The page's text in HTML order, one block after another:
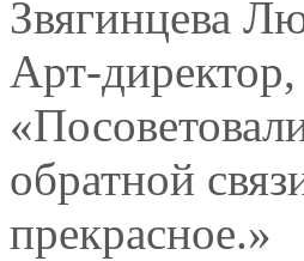
Звягинцева
Арт-
обратной
прекрасное.»